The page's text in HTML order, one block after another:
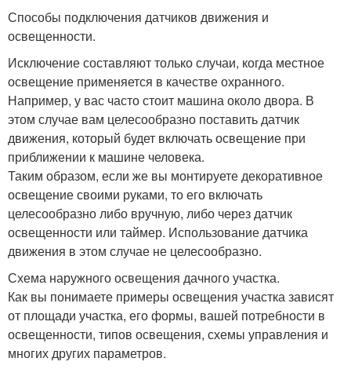
Способы подключения датчиков движения и
освещенности.
Исключение составляют только случаи, когда местное
освещение применяется в качестве охранного.
Например, у вас часто стоит машина около двора. В
этом случае вам целесообразно поставить датчик
движения, который будет включать освещение при
приближении к машине человека.
Таким образом, если же вы монтируете декоративное
освещение своими руками, то его включать
целесообразно либо вручную, либо через датчик
освещенности или таймер. Использование датчика
движения в этом случае не целесообразно.
Схема наружного освещения дачного участка.
Как вы понимаете примеры освещения участка зависят
от площади участка, его формы, вашей потребности в
освещенности, типов освещения, схемы управления и
многих других параметров.